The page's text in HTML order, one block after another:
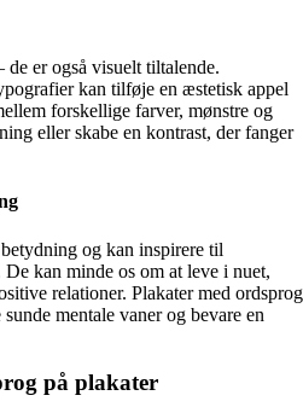
er også visuelt tiltalende.
kan tilføje en æstetisk appel
forskellige farver, mønstre og
eller skabe en kontrast, der fanger
og kan inspirere til
kan minde os om at leve i nuet,
relationer. Plakater med ordsprog
mentale vaner og bevare en
på plakater